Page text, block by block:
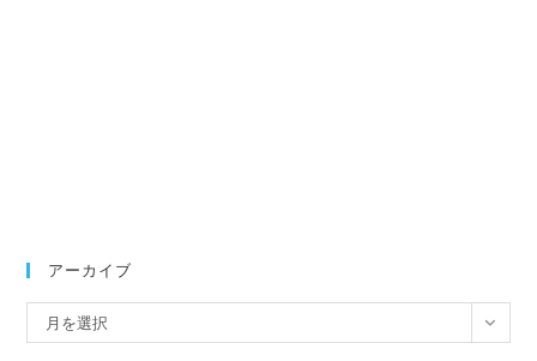
アーカイブ
ー
月を選択